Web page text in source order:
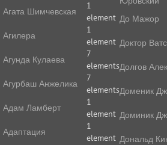
Агата Шимчевская
1
element
Агилера
1
element
Агунда Кулаева
7
elements
Агурбаш Анжелика
7
elements
Адам Ламберт
1
element
Адаптация
1
element
До Мажор
Доктор
Долгов
Доменик
Доминик
Дональд